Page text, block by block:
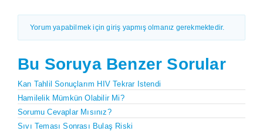
Yorum yapabilmek için giriş yapmış olmanız gerekmektedir.
Bu Soruya Benzer Sorular
Kan Tahlil Sonuçlarım HIV Tekrar Istendi
Hamilelik Mümkün Olabilir Mi?
Sorumu Cevaplar Mısınız?
Sıvı Teması Sonrası Bulaş Riski